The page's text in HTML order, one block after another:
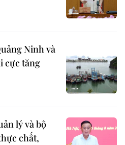
Ninh và
cực tăng
lý và bộ
chất,